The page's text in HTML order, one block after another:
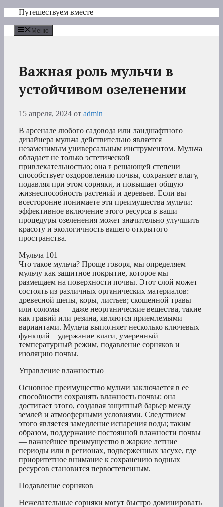
Перейти
содержимому
Путешествуем вместе
Меню
Важная роль мульчи в
устойчивом озеленении
15 апреля, 2024 от admin
В арсенале любого садовода или ландшафтного
дизайнера мульча действительно является
незаменимым универсальным инструментом. Мульча
обладает не только эстетической
привлекательностью; она в решающей степени
способствует оздоровлению почвы, сохраняет влагу,
подавляя при этом сорняки, и повышает общую
жизнеспособность растений и деревьев. Если вы
всесторонне понимаете эти преимущества мульчи:
эффективное включение этого ресурса в ваши
процедуры озеленения может значительно улучшить
красоту и экологичность вашего открытого
пространства.
Мульча 101
Что такое мульча? Проще говоря, мы определяем
мульчу как защитное покрытие, которое мы
размещаем на поверхности почвы. Этот слой может
состоять из различных органических материалов:
древесной щепы, коры, листьев; скошенной травы
или соломы — даже неорганические вещества, такие
как гравий или резина, являются приемлемыми
вариантами. Мульча выполняет несколько ключевых
функций – удержание влаги, умеренный
температурный режим, подавление сорняков и
изоляцию почвы.
Управление влажностью
Основное преимущество мульчи заключается в ее
способности сохранять влажность почвы: она
достигает этого, создавая защитный барьер между
землей и атмосферными условиями. Следствием
этого является замедление испарения воды; таким
образом, поддержание постоянной влажности почвы
— важнейшее преимущество в жаркие летние
периоды или в регионах, подверженных засухе, где
приоритетное внимание к сохранению водных
ресурсов становится первостепенным.
Подавление сорняков
Нежелательные сорняки могут быстро доминировать